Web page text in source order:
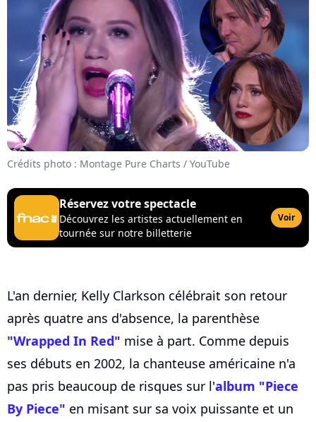
Crédits photo : Montage Pure Charts / YouTube
Réservez votre spectacle
Découvrez les artistes actuellement en
tournée sur notre billetterie
Voir
L'an dernier, Kelly Clarkson célébrait son retour
après quatre ans d'absence, la parenthèse
"Wrapped In Red" mise à part. Comme depuis
ses débuts en 2002, la chanteuse américaine n'a
pas pris beaucoup de risques sur l'album "Piece
By Piece" en misant sur sa voix puissante et un